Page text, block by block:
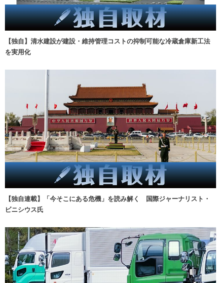
【独自】清水建設が建設・維持管理コストの抑制可能な冷蔵倉庫新工法
を実用化
【独自連載】「今そこにある危機」を読み解く 国際ジャーナリスト・
ビニシウス氏